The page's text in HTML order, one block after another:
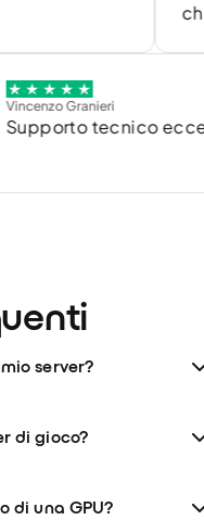
che è
Granieri
tecnico eccellente!
server?
di gioco?
di una GPU?